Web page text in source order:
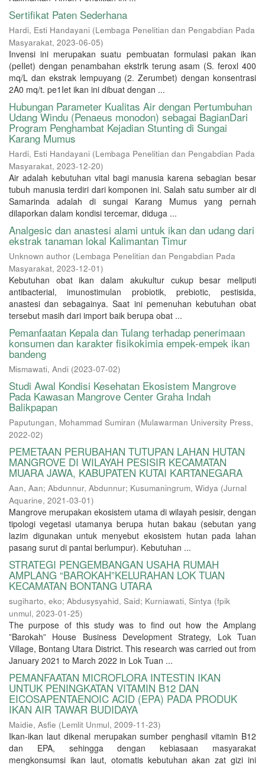
Sertifikat Paten Sederhana
Hardi, Esti Handayani (Lembaga Penelitian dan Pengabdian Pada
Masyarakat, 2023-06-05)
Invensi ini merupakan suatu pembuatan formulasi pakan ikan
(peIlet) dengan penambahan ekstrlk terung asam (S. feroxl 400
mq/L dan ekstrak lempuyang (2. Zerumbet) dengan konsentrasi
2A0 mq/t. pe1Iet ikan ini dibuat dengan ...
Hubungan Parameter Kualitas Air dengan Pertumbuhan
Udang Windu (Penaeus monodon) sebagai BagianDari
Program Penghambat Kejadian Stunting di Sungai
Karang Mumus
Hardi, Esti Handayani (Lembaga Penelitian dan Pengabdian Pada
Masyarakat, 2023-12-20)
Air adalah kebutuhan vital bagi manusia karena sebagian besar
tubuh manusia terdiri dari komponen ini. Salah satu sumber air di
Samarinda adalah di sungai Karang Mumus yang pernah
dilaporkan dalam kondisi tercemar, diduga ...
Analgesic dan anastesi alami untuk ikan dan udang dari
ekstrak tanaman lokal Kalimantan Timur
Unknown author (Lembaga Penelitian dan Pengabdian Pada
Masyarakat, 2023-12-01)
Kebutuhan obat ikan dalam akukultur cukup besar meliputi
antibacterial, imunostimulan probiotik, prebiotic, pestisida,
anastesi dan sebagainya. Saat ini pemenuhan kebutuhan obat
tersebut masih dari import baik berupa obat ...
Pemanfaatan Kepala dan Tulang terhadap penerimaan
konsumen dan karakter fisikokimia empek-empek ikan
bandeng
Mismawati, Andi (2023-07-02)
Studi Awal Kondisi Kesehatan Ekosistem Mangrove
Pada Kawasan Mangrove Center Graha Indah
Balikpapan
Paputungan, Mohammad Sumiran (Mulawarman University Press,
2022-02)
PEMETAAN PERUBAHAN TUTUPAN LAHAN HUTAN
MANGROVE DI WILAYAH PESISIR KECAMATAN
MUARA JAWA, KABUPATEN KUTAI KARTANEGARA
Aan, Aan; Abdunnur, Abdunnur; Kusumaningrum, Widya (Jurnal
Aquarine, 2021-03-01)
Mangrove merupakan ekosistem utama di wilayah pesisir, dengan
tipologi vegetasi utamanya berupa hutan bakau (sebutan yang
lazim digunakan untuk menyebut ekosistem hutan pada lahan
pasang surut di pantai berlumpur). Kebutuhan ...
STRATEGI PENGEMBANGAN USAHA RUMAH
AMPLANG “BAROKAH”KELURAHAN LOK TUAN
KECAMATAN BONTANG UTARA
sugiharto, eko; Abdusysyahid, Said; Kurniawati, Sintya (fpik
unmul, 2023-01-25)
The purpose of this study was to find out how the Amplang
”Barokah” House Business Development Strategy, Lok Tuan
Village, Bontang Utara District. This research was carried out from
January 2021 to March 2022 in Lok Tuan ...
PEMANFAATAN MICROFLORA INTESTIN IKAN
UNTUK PENINGKATAN VITAMIN B12 DAN
EICOSAPENTAENOIC ACID (EPA) PADA PRODUK
IKAN AIR TAWAR BUDIDAYA
Maidie, Asfie (Lemlit Unmul, 2009-11-23)
Ikan-ikan laut dikenal merupakan sumber penghasil vitamin B12
dan EPA, sehingga dengan kebiasaan masyarakat
mengkonsumsi ikan laut, otomatis kebutuhan akan zat gizi ini